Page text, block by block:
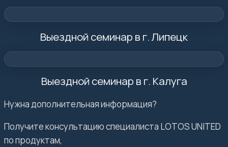
Выездной семинар в г. Липецк
Выездной семинар в г. Калуга
Нужна дополнительная информация?
Получите консультацию специалиста LOTOS UNITED
по продуктам,